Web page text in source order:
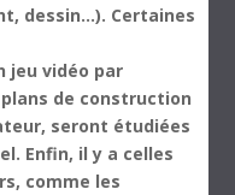
dessin…). Certaines
jeu vidéo par
de construction
seront étudiées
Enfin, il y a celles
comme les